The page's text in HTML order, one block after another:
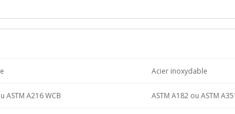
Acier inoxydable
ASTM A216 WCB ASTM A182 ou ASTM